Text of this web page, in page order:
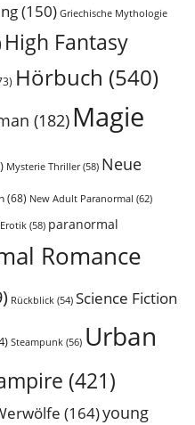
(150) Griechische Mythologie
High Fantasy
Hörbuch (540)
(182) Magie
Mysterie Thriller(58) Neue
(68) New Adult Paranormal (62)
(58) paranormal
Romance
Rückblick (54) Science Fiction
Steampunk (56) Urban
(421)
(164)young